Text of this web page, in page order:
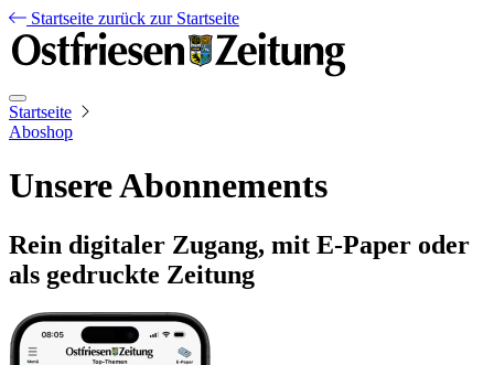
Startseite zurück zur Startseite
Startseite
Aboshop
Unsere Abonnements
Rein digitaler Zugang, mit E-Paper oder
als gedruckte Zeitung